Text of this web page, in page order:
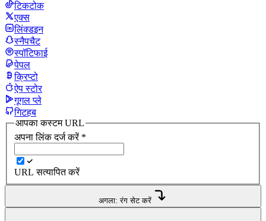
टिकटोक
एक्स
लिंक्डइन
स्नैपचैट
स्पॉटिफाई
पेपल
क्रिप्टो
ऐप स्टोर
गूगल प्ले
गिटहब
आपका कस्टम URL
अपना लिंक दर्ज करें*
URL सत्यापित करें
अगला: रंग सेट करें